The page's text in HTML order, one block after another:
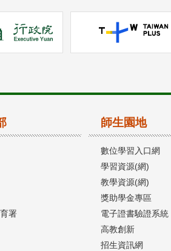
署
師生園地
數位學習入口網
學習資源(網)
教學資源(網)
獎助學金專區
電子證書驗證系統
高教創新
招生資訊網